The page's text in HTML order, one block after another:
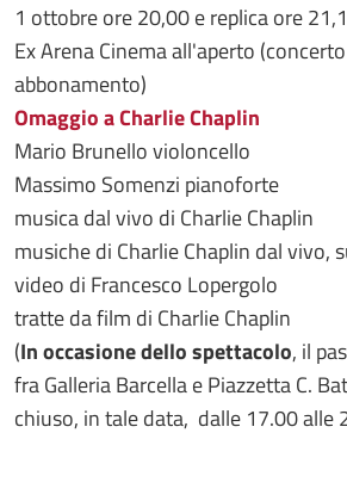
1 ottobre ore 20,00 e replica ore
Ex Arena Cinema all'aperto
abbonamento)
Omaggio a Charlie Chaplin
Mario Brunello violoncello
Massimo Somenzi pianoforte
musica dal vivo di Charlie Chaplin
musiche di Charlie Chaplin dal vivo,
video di Francesco Lopergolo
tratte da film di Charlie Chaplin
(In occasione dello spettacolo, il
fra Galleria Barcella e Piazzetta C.
chiuso, in tale data, dalle 17.00 alle